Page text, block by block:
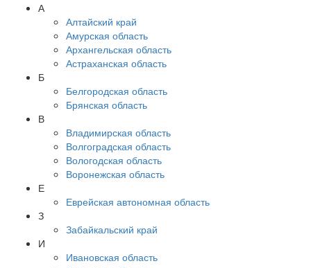
А
Алтайский край
Амурская область
Архангельская область
Астраханская область
Б
Белгородская область
Брянская область
В
Владимирская область
Волгоградская область
Вологодская область
Воронежская область
Е
Еврейская автономная область
З
Забайкальский край
И
Ивановская область